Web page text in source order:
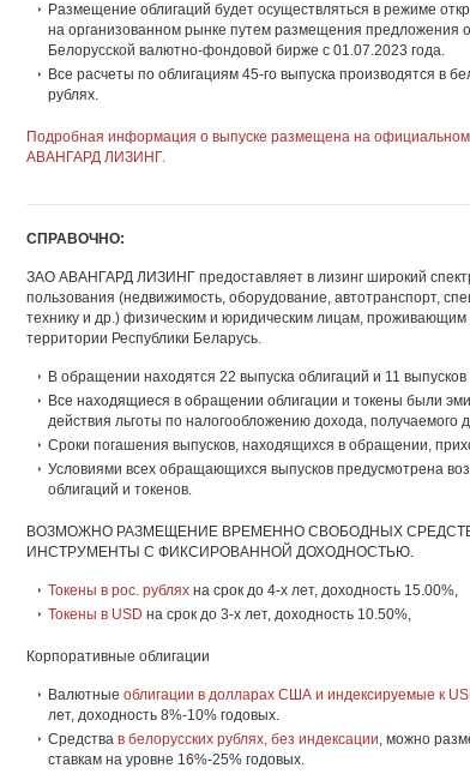
Размещение облигаций будет осуществляться в режиме
на организованном рынке путем размещения предложения
Белорусской валютно-фондовой бирже с 01.07.2023 года.
Все расчеты по облигациям 45-го выпуска производятся в
рублях.
Подробная информация о выпуске размещена на
АВАНГАРД ЛИЗИНГ.
СПРАВОЧНО:
ЗАО АВАНГАРД ЛИЗИНГ предоставляет в лизинг широкий
пользования (недвижимость, оборудование, автотранспорт,
технику и др.) физическим и юридическим лицам,
территории Республики Беларусь.
В обращении находятся 22 выпуска облигаций и 11 выпусков
Все находящиеся в обращении облигации и токены были
действия льготы по налогообложению дохода, получаемого
Сроки погашения выпусков, находящихся в обращении,
Условиями всех обращающихся выпусков предусмотрена
облигаций и токенов.
ВОЗМОЖНО РАЗМЕЩЕНИЕ ВРЕМЕННО СВОБОДНЫХ
ИНСТРУМЕНТЫ С ФИКСИРОВАННОЙ ДОХОДНОСТЬЮ.
Токены в рос. рублях на срок до 4-х лет, доходность 15.00%,
Токены в USD на срок до 3-х лет, доходность 10.50%,
Корпоративные облигации
Валютные облигации в долларах США и индексируемые к
лет, доходность 8%-10% годовых.
Средства в белорусских рублях, без индексации, можно
ставкам на уровне 16%-25% годовых.